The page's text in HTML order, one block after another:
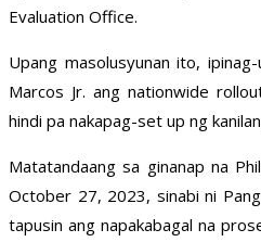
Evaluation Office.
Upang masolusyunan ito,
Marcos Jr. ang nationwide
hindi pa nakapag-set up ng
Matatandaang sa ginanap na
October 27, 2023, sinabi ni
tapusin ang napakabagal na